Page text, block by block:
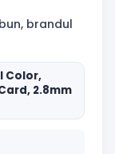
brandul
Color,
2.8mm